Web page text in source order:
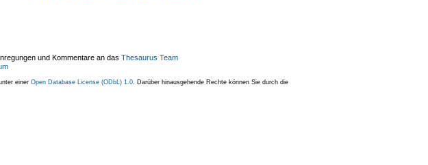
und Kommentare an das Thesaurus Team
einer Open Database License (ODbL) 1.0 . Darüber hinausgehende Rechte können Sie durch die